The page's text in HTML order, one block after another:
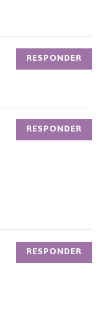
RESPONDER
RESPONDER
RESPONDER